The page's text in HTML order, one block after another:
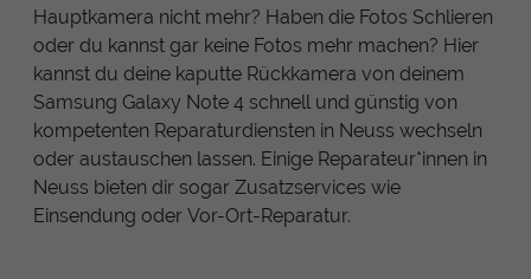
Hauptkamera nicht mehr? Haben die Fotos Schlieren
oder du kannst gar keine Fotos mehr machen? Hier
kannst du deine kaputte Rückkamera von deinem
Samsung Galaxy Note 4 schnell und günstig von
kompetenten Reparaturdiensten in Neuss wechseln
oder austauschen lassen. Einige Reparateur*innen in
Neuss bieten dir sogar Zusatzservices wie
Einsendung oder Vor-Ort-Reparatur.